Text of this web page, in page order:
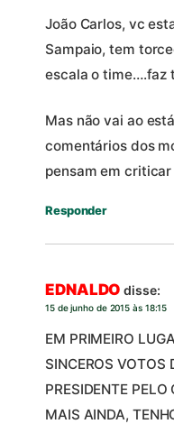
João Carlos, vc
Sampaio, tem
escala o time….faz
Mas não vai ao
comentários dos
pensam em
Responder
EDNALDO disse:
15 de junho de 2015 às 18:15
EM PRIMEIRO
SINCEROS VOTOS
PRESIDENTE
MAIS AINDA,